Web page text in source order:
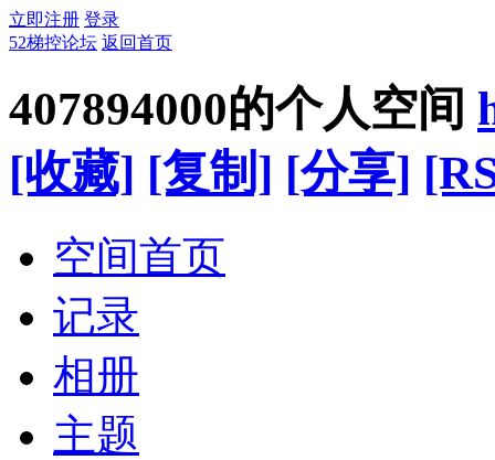
立即注册 登录
52梯控论坛 返回首页
407894000的个人空间
[收藏] [复制] [分享]
空间首页
记录
相册
主题